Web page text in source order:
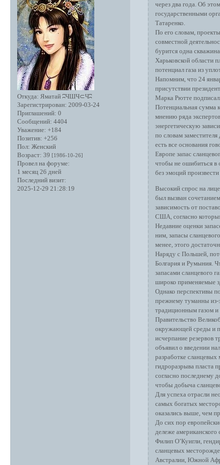
Откуда: Яматай ʭЧШЧ⊂Чʭ
Зарегистрирован: 2009-03-24
Приглашений: 0
Сообщений: 4404
Уважение: +184
Позитив: +256
Пол: Женский
Возраст: 39 [1986-10-26]
Провел на форуме:
1 месяц 26 дней
Последний визит:
2025-12-29 21:28:19
через два года. Об
государственными
Татаренко.
По его словам,
совместной
бурится одна
Харьковской области
потенциал газа из
Напомним, что 24
присутствии
Марка Рютте
Потенциальная сумма
мнению ряда
энергетическую
по словам
есть все основания
Европе запас
чтобы не ошибиться в
без эмоций
Высокий спрос на
был вызван
зависимость от
США, согласно
Недавние оценки
ним, запасы
менее, этого
Наряду с Польшей,
Болгария и Румыния.
запасами сланцевого
широко применяемые
Однако перспективы
прежнему туманны из-
традиционным газом и
Правительство
окружающей среды и
исчерпание резервов
объявил о введении
разработке
гидроразрыва пласта
согласно последнему
чтобы добыча
Для успеха отрасли
самых богатых
оказались выше, чем
До сих пор
дележе американского
Филип О’Куигли,
сланцевых
Австралии, Южной